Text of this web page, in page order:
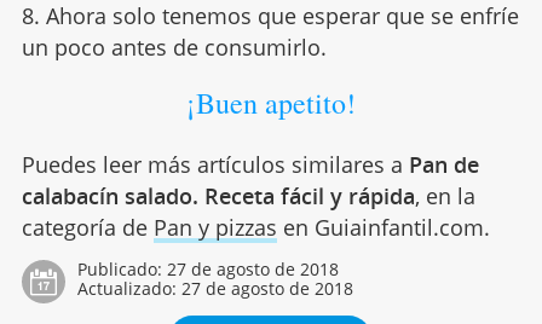
8. Ahora solo tenemos que esperar que se enfríe
un poco antes de consumirlo.
¡Buen apetito!
Puedes leer más artículos similares a Pan de
calabacín salado. Receta fácil y rápida, en la
categoría de Pan y pizzas en Guiainfantil.com.
Publicado: 27 de agosto de 2018
Actualizado: 27 de agosto de 2018